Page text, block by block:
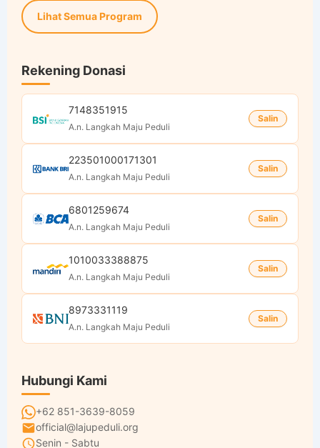
Lihat Semua Program
Rekening Donasi
7148351915
A.n. Langkah Maju Peduli
Salin
223501000171301
A.n. Langkah Maju Peduli
Salin
6801259674
A.n. Langkah Maju Peduli
Salin
1010033388875
A.n. Langkah Maju Peduli
Salin
8973331119
A.n. Langkah Maju Peduli
Salin
Hubungi Kami
+62 851-3639-8059
official@lajupeduli.org
Senin - Sabtu